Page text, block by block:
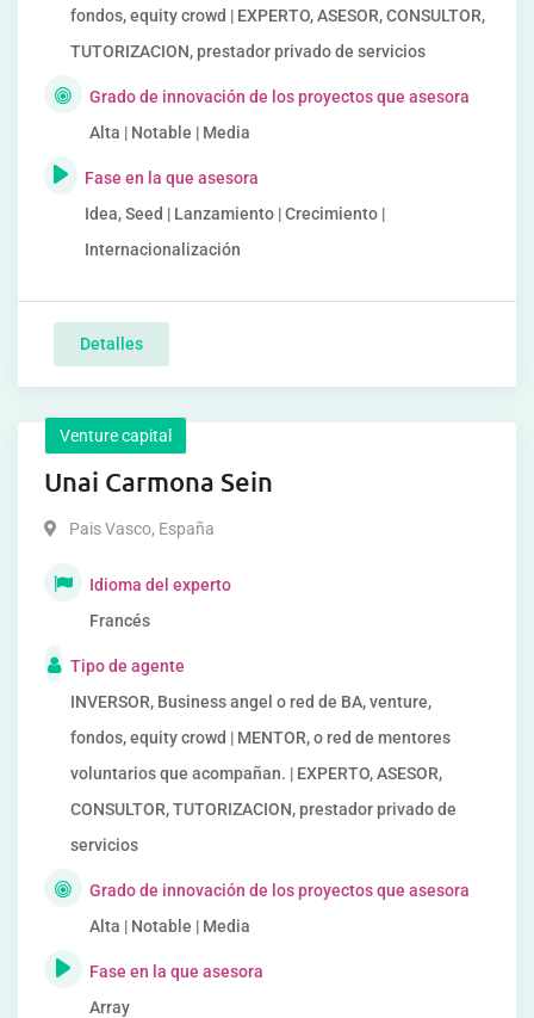
fondos, equity crowd | EXPERTO, ASESOR, CONSULTOR,
TUTORIZACION, prestador privado de servicios
Grado de innovación de los proyectos que asesora
Alta | Notable | Media
Fase en la que asesora
Idea, Seed | Lanzamiento | Crecimiento |
Internacionalización
Detalles
Venture capital
Unai Carmona Sein
Pais Vasco, España
Idioma del experto
Francés
Tipo de agente
INVERSOR, Business angel o red de BA, venture,
fondos, equity crowd | MENTOR, o red de mentores
voluntarios que acompañan. | EXPERTO, ASESOR,
CONSULTOR, TUTORIZACION, prestador privado de
servicios
Grado de innovación de los proyectos que asesora
Alta | Notable | Media
Fase en la que asesora
Array